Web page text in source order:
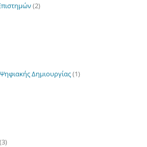
(2)
Δημιουργίας(1)